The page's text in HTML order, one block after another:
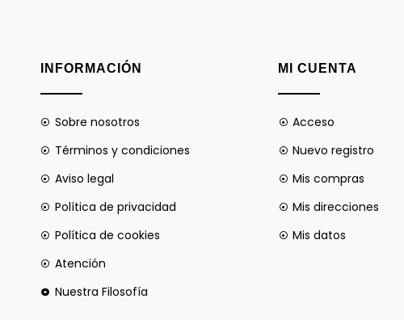
INFORMACIÓN
Sobre nosotros
Términos y condiciones
Aviso legal
Política de privacidad
Política de cookies
Atención
Nuestra Filosofía
MI CUENTA
Acceso
Nuevo registro
Mis compras
Mis direcciones
Mis datos